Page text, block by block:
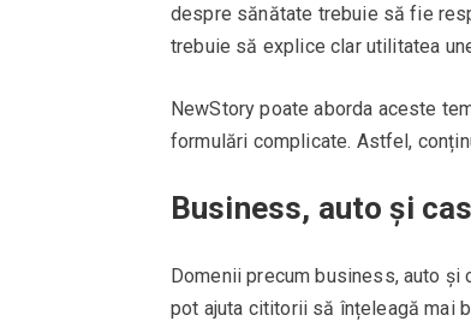
despre sănătate trebuie să fie
trebuie să explice clar utilitatea
NewStory poate aborda aceste
formulări complicate. Astfel,
Business, auto și
Domenii precum business, auto
pot ajuta cititorii să înțeleagă mai